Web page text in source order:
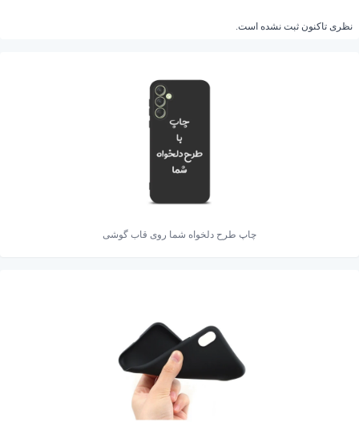
نظری تاکنون ثبت نشده است.
چاپ طرح دلخواه شما روی قاب گوشی